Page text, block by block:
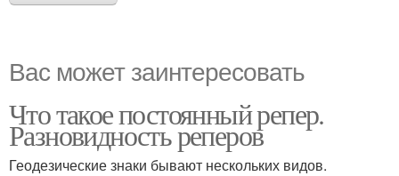
Вас может заинтересовать
Что такое постоянный репер.
Разновидность реперов
Геодезические знаки бывают нескольких видов.